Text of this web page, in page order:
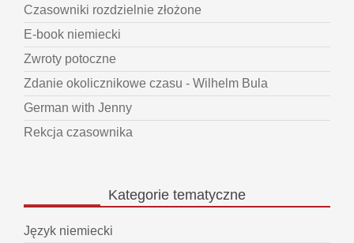
Czasowniki rozdzielnie złożone
E-book niemiecki
Zwroty potoczne
Zdanie okolicznikowe czasu - Wilhelm Bula
German with Jenny
Rekcja czasownika
Kategorie tematyczne
Język niemiecki